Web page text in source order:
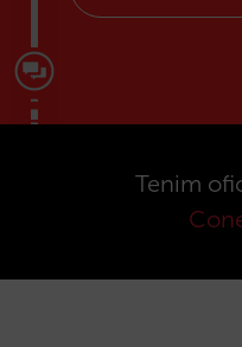
Tenim